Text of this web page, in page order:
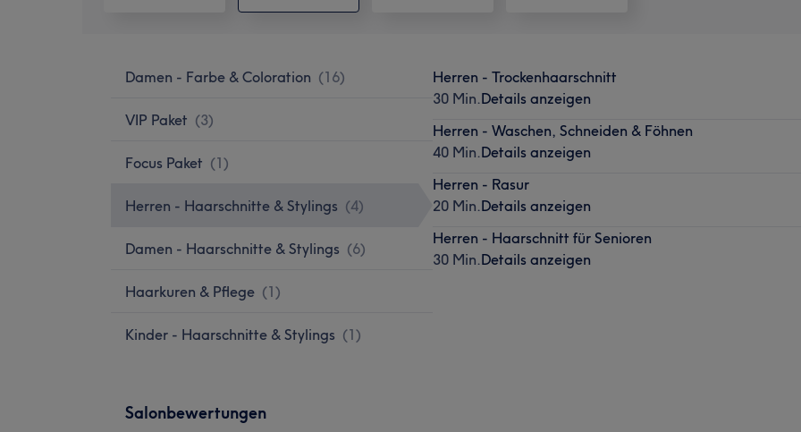
Damen - Farbe & Coloration (16)
VIP Paket (3)
Focus Paket (1)
Herren - Haarschnitte & Stylings (4)
Damen - Haarschnitte & Stylings (6)
Haarkuren & Pflege (1)
Kinder - Haarschnitte & Stylings (1)
Herren - Trockenhaarschnitt
30 Min.Details anzeigen
Herren - Waschen, Schneiden & Föhnen
40 Min.Details anzeigen
Herren - Rasur
20 Min.Details anzeigen
Herren - Haarschnitt für Senioren
30 Min.Details anzeigen
Salonbewertungen